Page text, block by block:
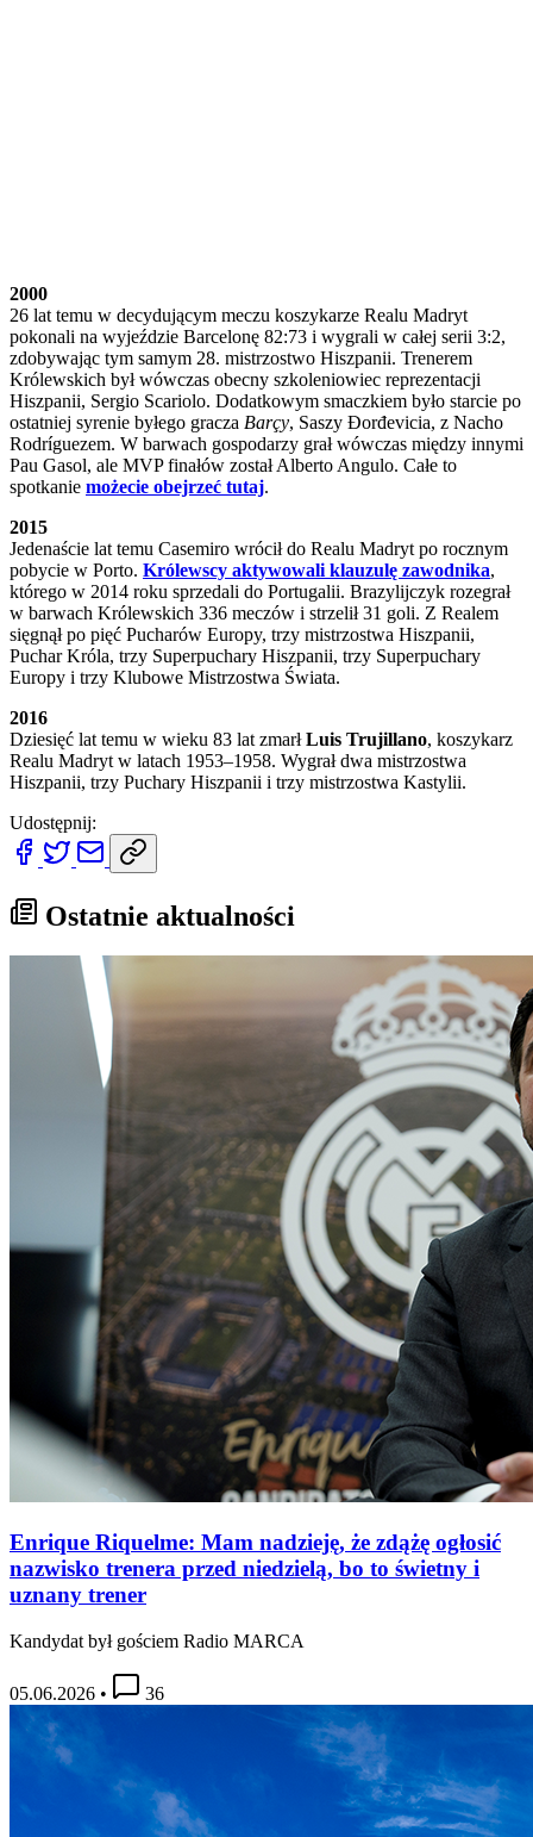
2000
26 lat temu w decydującym meczu koszykarze Realu Madryt
pokonali na wyjeździe Barcelonę 82:73 i wygrali w całej serii 3:2,
zdobywając tym samym 28. mistrzostwo Hiszpanii. Trenerem
Królewskich był wówczas obecny szkoleniowiec reprezentacji
Hiszpanii, Sergio Scariolo. Dodatkowym smaczkiem było starcie po
ostatniej syrenie byłego gracza Barçy, Saszy Đorđevicia, z Nacho
Rodríguezem. W barwach gospodarzy grał wówczas między innymi
Pau Gasol, ale MVP finałów został Alberto Angulo. Całe to
spotkanie możecie obejrzeć tutaj.
2015
Jedenaście lat temu Casemiro wrócił do Realu Madryt po rocznym
pobycie w Porto. Królewscy aktywowali klauzulę zawodnika,
którego w 2014 roku sprzedali do Portugalii. Brazylijczyk rozegrał
w barwach Królewskich 336 meczów i strzelił 31 goli. Z Realem
sięgnął po pięć Pucharów Europy, trzy mistrzostwa Hiszpanii,
Puchar Króla, trzy Superpuchary Hiszpanii, trzy Superpuchary
Europy i trzy Klubowe Mistrzostwa Świata.
2016
Dziesięć lat temu w wieku 83 lat zmarłLuis Trujillano, koszykarz
Realu Madryt w latach 1953–1958. Wygrał dwa mistrzostwa
Hiszpanii, trzy Puchary Hiszpanii i trzy mistrzostwa Kastylii.
Udostępnij:
Ostatnie aktualności
Enrique Riquelme: Mam nadzieję, że zdążę ogłosić
nazwisko trenera przed niedzielą, bo to świetny i
uznany trener
Kandydat był gościem Radio MARCA
05.06.2026 • 36